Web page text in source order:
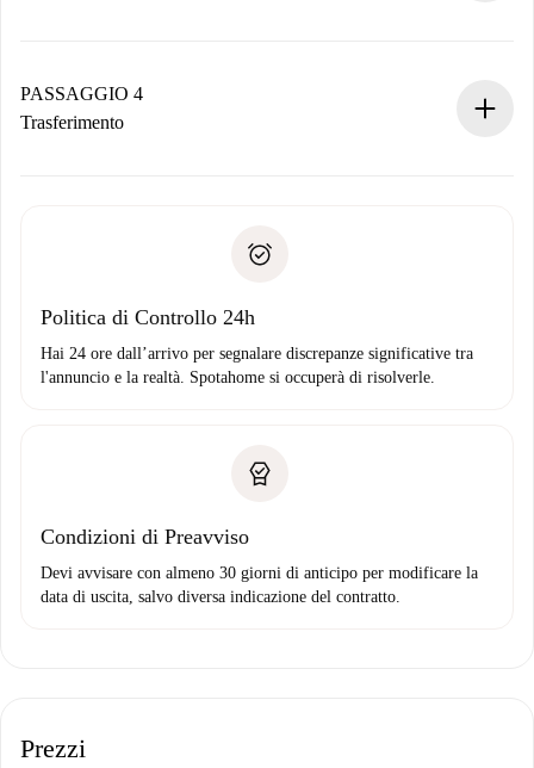
contatto con il proprietario.
Se rifiutata: non ti addebiteremo nulla e ti proporremo
Domiciliazione del pagamento
PASSAGGIO 4
Trasferimento
solo se non segnali problemi.
Politica di Controllo 24h
Hai 24 ore dall’arrivo per segnalare discrepanze significative tra
l'annuncio e la realtà. Spotahome si occuperà di risolverle.
Condizioni di Preavviso
Devi avvisare con almeno 30 giorni di anticipo per modificare la
data di uscita, salvo diversa indicazione del contratto.
Prezzi